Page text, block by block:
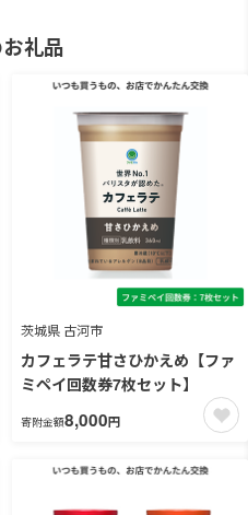
礼品
茨城県 古河市
カフェラテ甘さひかえめ【ファ
ミペイ回数券7枚セット】
寄附金額8,000円